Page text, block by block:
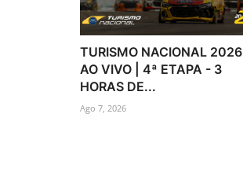
TURISMO NACIONAL 2026 |
AO VIVO | 4ª ETAPA - 3
HORAS DE...
Ago 7, 2026